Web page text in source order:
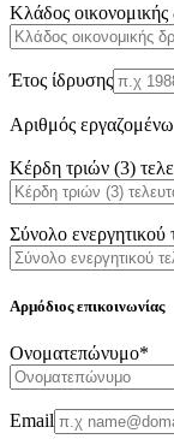
Κλάδος οικονομικής
Έτος ίδρυσης
Αριθμός
Κέρδη τριών (3)
Σύνολο ενεργητικού
Αρμόδιος επικοινωνίας
Oνοματεπώνυμο*
Email